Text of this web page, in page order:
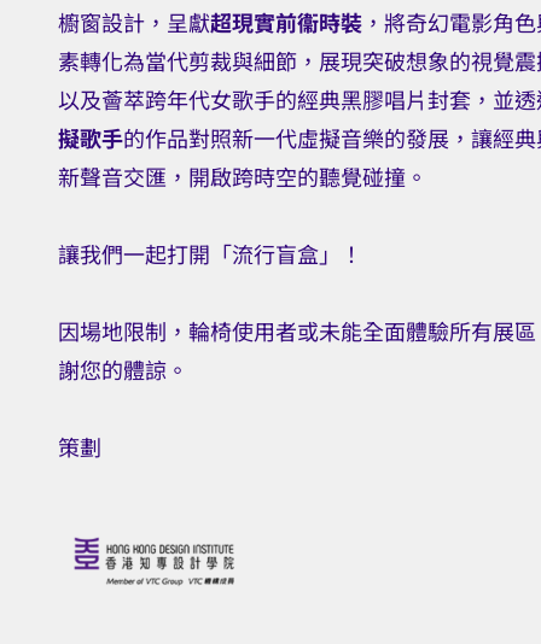
櫥窗設計，呈獻超現實前衞時裝 ，將奇幻電影角
素轉化為當代剪裁與細節，展現突破想象的視覺
以及薈萃跨年代女歌手的經典黑膠唱片封套，並
擬歌手的作品對照新一代虛擬音樂的發展，讓經
新聲音交匯，開啟跨時空的聽覺碰撞。
讓我們一起打開「流行盲盒」！
因場地限制，輪椅使用者或未能全面體驗所有展
謝您的體諒。
策劃